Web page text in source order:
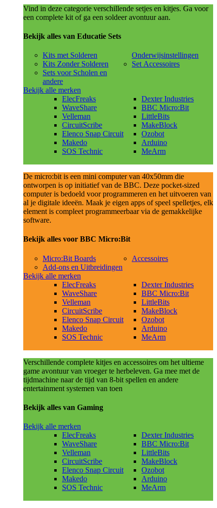
Vind in deze categorie verschillende setjes en kitjes. Ga voor
een complete kit of ga een soldeer avontuur aan.
Bekijk alles van Educatie Sets
Kits met Solderen
Kits Zonder Solderen
Sets voor Scholen en
andere
Onderwijsinstellingen
Set Accessoires
Bekijk alle merken
ElecFreaks
WaveShare
Velleman
CircuitScribe
Elenco Snap Circuit
Makedo
SOS Technic
Dexter Industries
BBC Micro:Bit
LittleBits
MakeBlock
Ozobot
Arduino
MeArm
De micro:bit is een mini computer van 40x50mm die
ontworpen is op initiatief van de BBC. Deze pocket-sized
computer is bedoeld voor programmeren en het uitvoeren van
al je digitale ideeën. Maak je eigen apps of speel spelletjes, elk
element is compleet programmeerbaar via de gemakkelijke
software.
Bekijk alles voor BBC Micro:Bit
Micro:Bit Boards
Add-ons en Uitbreidingen
Accessoires
Bekijk alle merken
ElecFreaks
WaveShare
Velleman
CircuitScribe
Elenco Snap Circuit
Makedo
SOS Technic
Dexter Industries
BBC Micro:Bit
LittleBits
MakeBlock
Ozobot
Arduino
MeArm
Verschillende complete kitjes en accessoires om het ultieme
game avontuur van vroeger te herbeleven. Ga mee met de
tijdmachine naar de tijd van 8-bit spellen en andere
entertainment systemen van toen
Bekijk alles van Gaming
Bekijk alle merken
ElecFreaks
WaveShare
Velleman
CircuitScribe
Elenco Snap Circuit
Makedo
SOS Technic
Dexter Industries
BBC Micro:Bit
LittleBits
MakeBlock
Ozobot
Arduino
MeArm